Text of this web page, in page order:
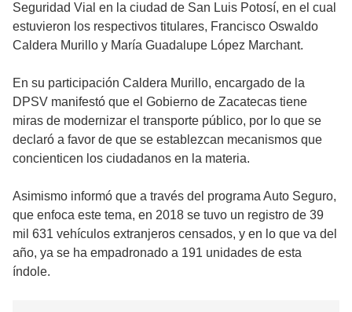
Seguridad Vial en la ciudad de San Luis Potosí, en el cual
estuvieron los respectivos titulares, Francisco Oswaldo
Caldera Murillo y María Guadalupe López Marchant.
En su participación Caldera Murillo, encargado de la
DPSV manifestó que el Gobierno de Zacatecas tiene
miras de modernizar el transporte público, por lo que se
declaró a favor de que se establezcan mecanismos que
concienticen los ciudadanos en la materia.
Asimismo informó que a través del programa Auto Seguro,
que enfoca este tema, en 2018 se tuvo un registro de 39
mil 631 vehículos extranjeros censados, y en lo que va del
año, ya se ha empadronado a 191 unidades de esta
índole.